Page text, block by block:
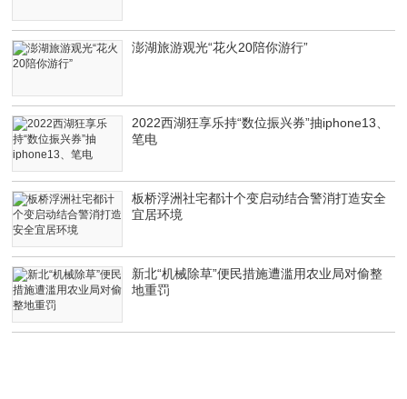
澎湖旅游观光“花火20陪你游行”
2022西湖狂享乐持“数位振兴券”抽iphone13、
笔电
板桥浮洲社宅都计个变启动结合警消打造安全
宜居环境
新北“机械除草”便民措施遭滥用农业局对偷整
地重罚